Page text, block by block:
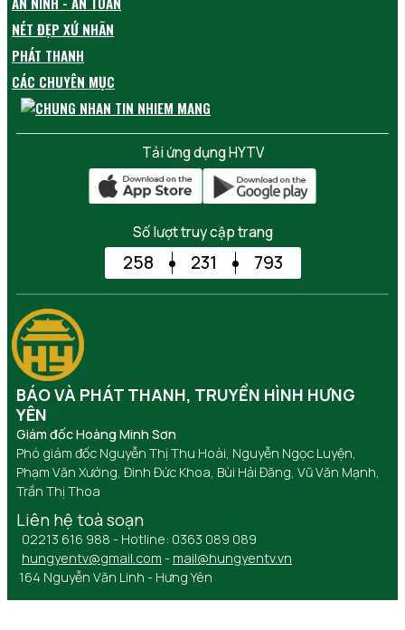
NÉT ĐẸP XỨ NHÃN
PHÁT THANH
CÁC CHUYÊN MỤC
Tải ứng dụng HYTV
Số lượt truy cập trang
258 231 793
BÁO VÀ PHÁT THANH, TRUYỀN HÌNH HƯNG
YÊN
Giám đốc Hoàng Minh Sơn
Phó giám đốc Nguyễn Thị Thu Hoài, Nguyễn Ngọc Luyện,
Phạm Văn Xướng, Đinh Đức Khoa, Bùi Hải Đăng, Vũ Văn Mạnh,
Trần Thị Thoa
Liên hệ toà soạn
02213 616 988 - Hotline: 0363 089 089
hungyentv@gmail.com - mail@hungyentv.vn
164 Nguyễn Văn Linh - Hưng Yên